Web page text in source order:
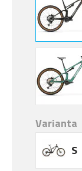
Varianta
S